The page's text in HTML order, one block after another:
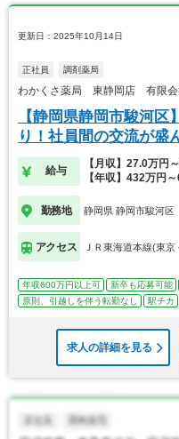
更新日：2025年10月14日
正社員 調剤薬局
わかくさ薬局 東静岡店 有限会
【静岡県静岡市駿河
り！社員間の交流が盛
給与
【月収】27.0万円
【年収】432万円
勤務地 静岡県 静岡市駿河区
アクセス ＪＲ東海道本線(東
年収600万円以上可 新卒も応募可能
原則、引越しを伴う転勤なし
駅チカ
求人の詳細を見る